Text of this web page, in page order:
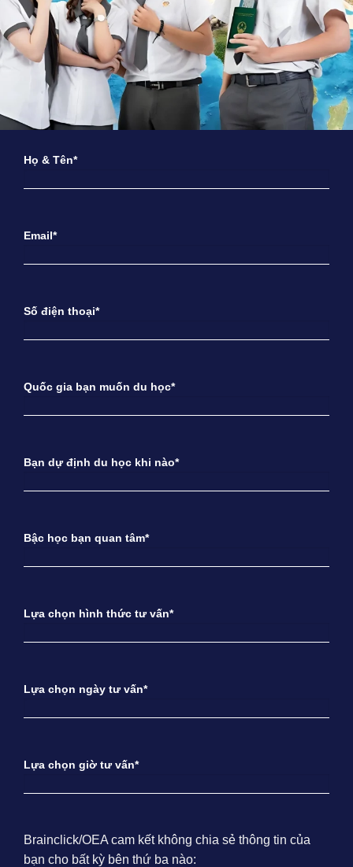
Họ & Tên*
Email*
Số điện thoại*
Quốc gia bạn muốn du học*
Bạn dự định du học khi nào*
Bậc học bạn quan tâm*
Lựa chọn hình thức tư vấn*
Lựa chọn ngày tư vấn*
Lựa chọn giờ tư vấn*
Brainclick/OEA cam kết không chia sẻ thông tin của
bạn cho bất kỳ bên thứ ba nào: